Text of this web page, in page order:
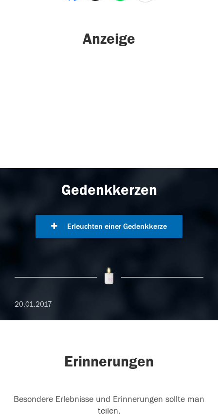
Anzeige
Gedenkkerzen
Erleuchten einer Gedenkkerze
20.01.2017
Erinnerungen
Besondere Erlebnisse und Erinnerungen sollte man
teilen.